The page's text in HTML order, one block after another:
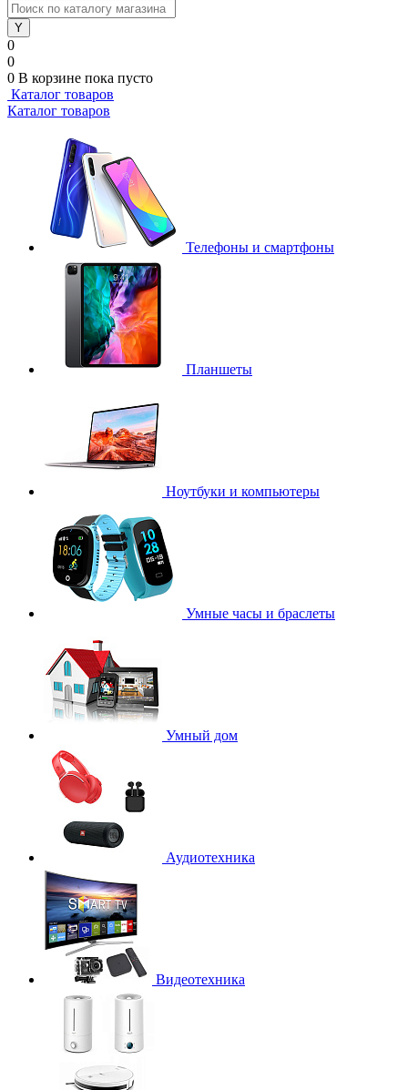
0
0
0 В корзине пока пусто
Каталог товаров
Каталог товаров
Телефоны и смартфоны
Планшеты
Ноутбуки и компьютеры
Умные часы и браслеты
Умный дом
Аудиотехника
Видеотехника